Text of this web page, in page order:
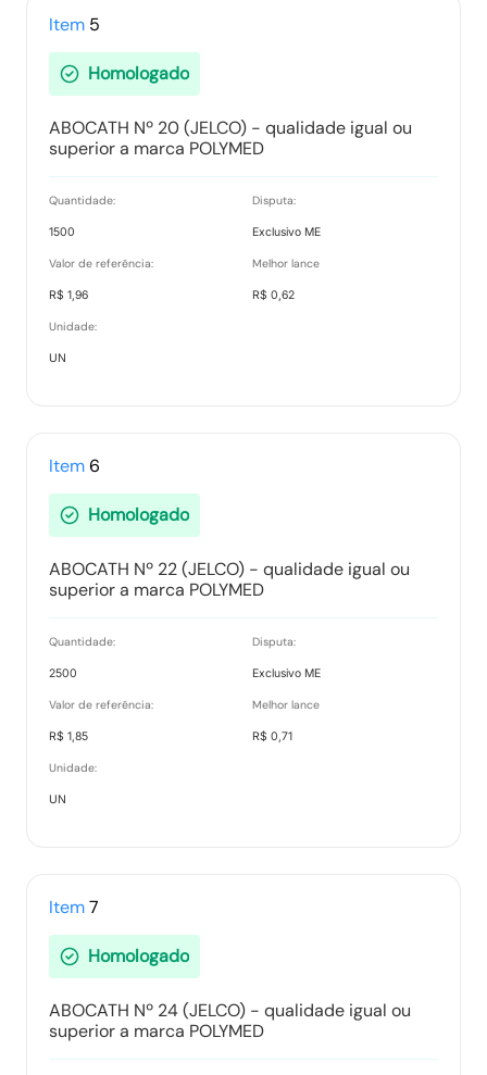
Item 5
Homologado
ABOCATH Nº 20 (JELCO) - qualidade igual ou
superior a marca POLYMED
Quantidade:
1500
Disputa:
Exclusivo ME
Valor de referência:
R$ 1,96
Melhor lance
R$ 0,62
Unidade:
UN
Item6
Homologado
ABOCATH Nº 22 (JELCO) - qualidade igual ou
superior a marca POLYMED
Quantidade:
2500
Disputa:
Exclusivo ME
Valor de referência:
R$ 1,85
Melhor lance
R$ 0,71
Unidade:
UN
Item7
Homologado
ABOCATH Nº 24 (JELCO) - qualidade igual ou
superior a marca POLYMED